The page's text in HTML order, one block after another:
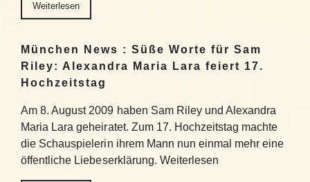
Weiterlesen
München News : Süße Worte für Sam
Riley: Alexandra Maria Lara feiert 17.
Hochzeitstag
Am 8. August 2009 haben Sam Riley und Alexandra
Maria Lara geheiratet. Zum 17. Hochzeitstag machte
die Schauspielerin ihrem Mann nun einmal mehr eine
öffentliche Liebeserklärung. Weiterlesen